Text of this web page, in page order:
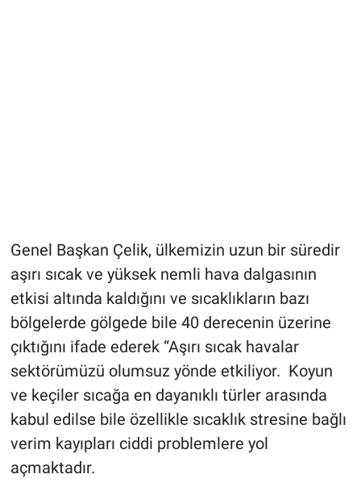
Genel Başkan Çelik, ülkemizin uzun bir süredir
aşırı sıcak ve yüksek nemli hava dalgasının
etkisi altında kaldığını ve sıcaklıkların bazı
bölgelerde gölgede bile 40 derecenin üzerine
çıktığını ifade ederek “Aşırı sıcak havalar
sektörümüzü olumsuz yönde etkiliyor. Koyun
ve keçiler sıcağa en dayanıklı türler arasında
kabul edilse bile özellikle sıcaklık stresine bağlı
verim kayıpları ciddi problemlere yol
açmaktadır.